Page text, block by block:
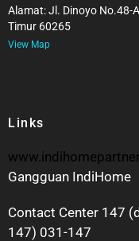
Alamat: Jl. Dinoyo No.48-
Timur 60265
View Map
Links
Gangguan IndiHome
Contact Center 147
147) 031-147